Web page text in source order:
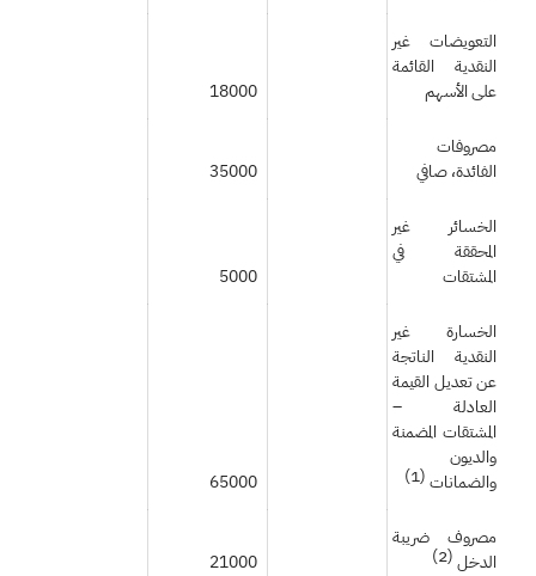
التعويضات غير
النقدية القائمة
على الأسهم
18000
مصروفات
الفائدة، صافي
35000
الخسائر غير
المحققة في
المشتقات
5000
الخسارة غير
النقدية الناتجة
عن تعديل القيمة
العادلة –
المشتقات المضمنة
والديون
والضمانات(1)
65000
مصروف ضريبة
الدخل(2)
21000